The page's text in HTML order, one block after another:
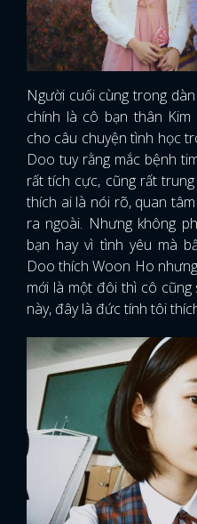
Người cuối cùng trong
chính là cô bạn thân
cho câu chuyện tình học
Doo tuy rằng mắc bệnh
rất tích cực, cũng rất
thích ai là nói rõ, quan
ra ngoài. Nhưng không
bạn hay vì tình yêu mà
Doo thích Woon Ho
mới là một đôi thì cô
này, đây là đức tính tôi